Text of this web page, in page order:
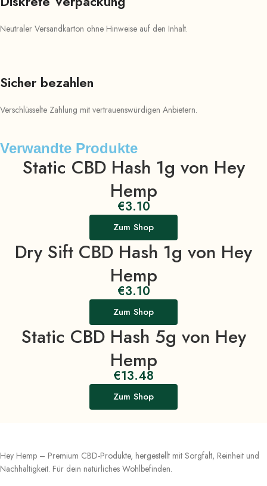
Neutraler Versandkarton ohne Hinweise auf den Inhalt.
Sicher bezahlen
Verschlüsselte Zahlung mit vertrauenswürdigen Anbietern.
Verwandte Produkte
Static CBD Hash 1g von Hey
Hemp
€3.10
Zum Shop
Dry Sift CBD Hash 1g von Hey
Hemp
€3.10
Zum Shop
Static CBD Hash 5g von Hey
Hemp
€13.48
Zum Shop
Hey Hemp – Premium CBD-Produkte, hergestellt mit Sorgfalt, Reinheit und
Nachhaltigkeit. Für dein natürliches Wohlbefinden.